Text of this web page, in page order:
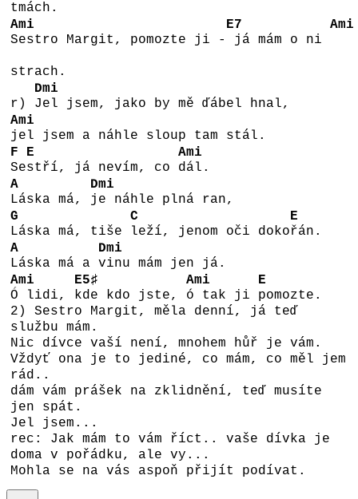
tmách.
Ami
Sestro Margit, pomozte ji -
E7
já mám o ni
Ami
strach.
r)
Dmi
Jel jsem, jako by mě ďábel hnal,
Ami
jel jsem a náhle sloup tam stál.
F
Se
E
stří, já nevím, co
Ami
dál.
A
Láska má,
Dmi
je náhle plná ran,
G
Láska má, tiše
C
leží, jenom oči doko
E
řán.
A
Láska má a
Dmi
vinu mám jen já.
Ami
Ó lidi,
E5♯
kde kdo jste,
Ami
ó tak ji
E
pomozte.
2) Sestro Margit, měla denní, já teď
službu mám.
Nic dívce vaší není, mnohem hůř je vám.
Vždyť ona je to jediné, co mám, co měl jem
rád..
dám vám prášek na zklidnění, teď musíte
jen spát.
Jel jsem...
rec: Jak mám to vám říct.. vaše dívka je
doma v pořádku, ale vy...
Mohla se na vás aspoň přijít podívat.